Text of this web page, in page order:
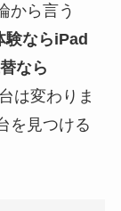
から言う
験ならiPad
なら
は変わりま
を見つける